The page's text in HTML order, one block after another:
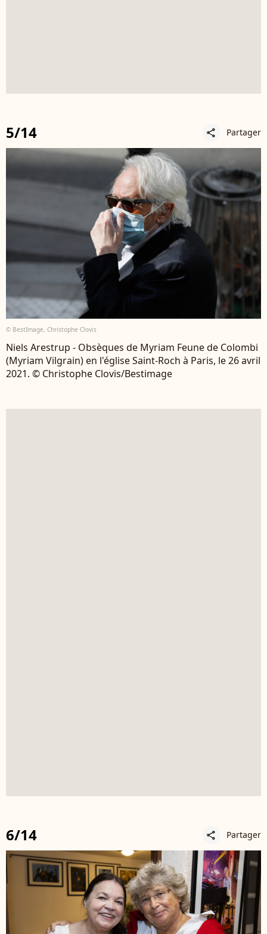
5/14 share Partager
© BestImage, Christophe Clovis
Niels Arestrup - Obsèques de Myriam Feune de Colombi
(Myriam Vilgrain) en l'église Saint-Roch à Paris, le 26 avril
2021. © Christophe Clovis/Bestimage
6/14 share Partager